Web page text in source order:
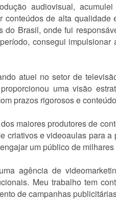
audiovisual,
de alta
Brasil, onde fui
consegui
atuei no setor de
uma visão
prazos rigorosos e
maiores produtores de
criativos e videoaulas para
um público de
agência de
Meu trabalho tem
de campanhas